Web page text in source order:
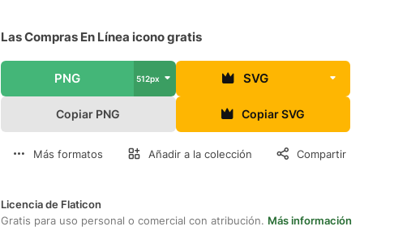
Las Compras En Línea icono gratis
PNG 512px SVG
Copiar PNG Copiar SVG
Más formatos Añadir a la colección Compartir
Licencia de Flaticon
Gratis para uso personal o comercial con atribución. Más información